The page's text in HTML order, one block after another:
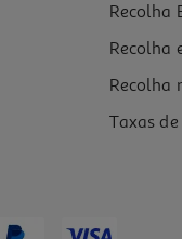
Recolha
Recolha
Recolha
Taxas